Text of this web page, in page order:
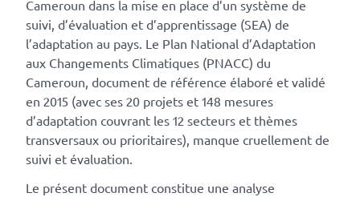
Cameroun dans la mise en place d’un système de
suivi, d’évaluation et d’apprentissage (SEA) de
l’adaptation au pays. Le Plan National d’Adaptation
aux Changements Climatiques (PNACC) du
Cameroun, document de référence élaboré et validé
en 2015 (avec ses 20 projets et 148 mesures
d’adaptation couvrant les 12 secteurs et thèmes
transversaux ou prioritaires), manque cruellement de
suivi et évaluation.
Le présent document constitue une analyse